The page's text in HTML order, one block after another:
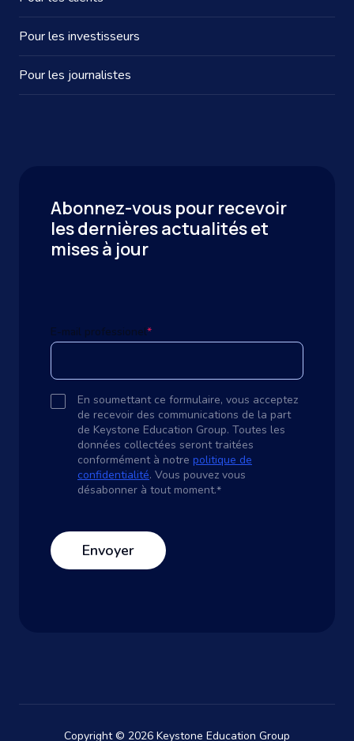
Pour les investisseurs
Pour les journalistes
Abonnez-vous pour recevoir
les dernières actualités et
mises à jour
E-mail professionel*
En soumettant ce formulaire, vous acceptez
de recevoir des communications de la part
de Keystone Education Group. Toutes les
données collectées seront traitées
conformément à notre politique de
confidentialité. Vous pouvez vous
désabonner à tout moment.*
Copyright © 2026 Keystone Education Group